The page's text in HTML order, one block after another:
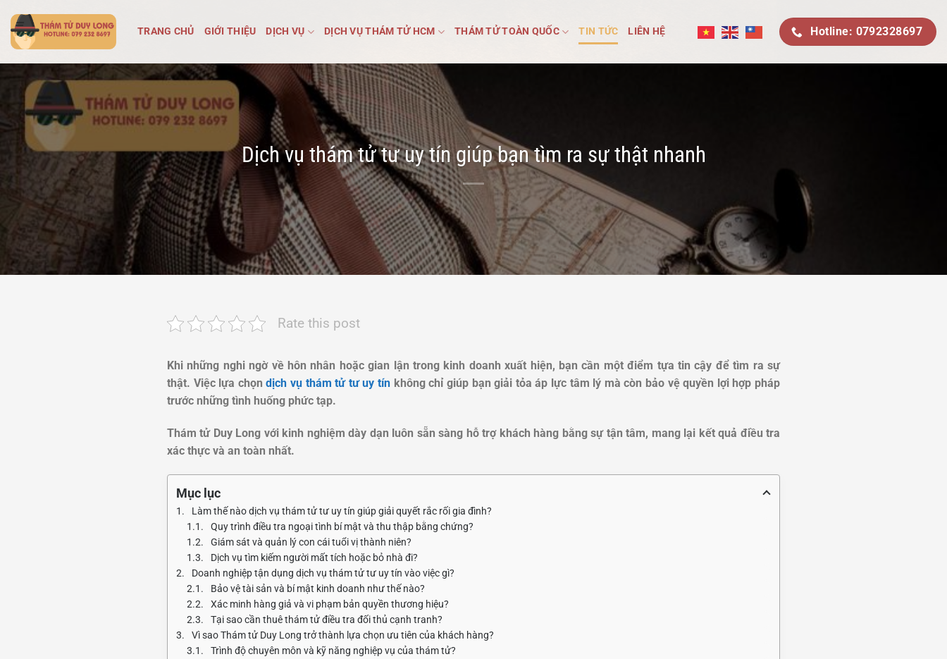
qua
nội
dung
TRANG CHỦ GIỚI THIỆU DỊCH VỤ DỊCH VỤ THÁM TỬ HCM THÁM TỬ TOÀN QUỐC TIN TỨC LIÊN HỆ Hotline: 0792328697
Dịch vụ thám tử tư uy tín giúp bạn tìm ra sự thật nhanh
Rate this post
Khi những nghi ngờ về hôn nhân hoặc gian lận trong kinh doanh xuất hiện, bạn cần một điểm tựa tin cậy để tìm ra sự
thật. Việc lựa chọndịch vụ thám tử tư uy tín không chỉ giúp bạn giải tỏa áp lực tâm lý mà còn bảo vệ quyền lợi hợp pháp
trước những tình huống phức tạp.
Thám tử Duy Long với kinh nghiệm dày dạn luôn sẵn sàng hỗ trợ khách hàng bằng sự tận tâm, mang lại kết quả điều tra
xác thực và an toàn nhất.
Mục lục
Làm thế nào dịch vụ thám tử tư uy tín giúp giải quyết rắc rối gia đình?
Quy trình điều tra ngoại tình bí mật và thu thập bằng chứng?
Giám sát và quản lý con cái tuổi vị thành niên?
Dịch vụ tìm kiếm người mất tích hoặc bỏ nhà đi?
Doanh nghiệp tận dụng dịch vụ thám tử tư uy tín vào việc gì?
Bảo vệ tài sản và bí mật kinh doanh như thế nào?
Xác minh hàng giả và vi phạm bản quyền thương hiệu?
Tại sao cần thuê thám tử điều tra đối thủ cạnh tranh?
Vì sao Thám tử Duy Long trở thành lựa chọn ưu tiên của khách hàng?
Trình độ chuyên môn và kỹ năng nghiệp vụ của thám tử?